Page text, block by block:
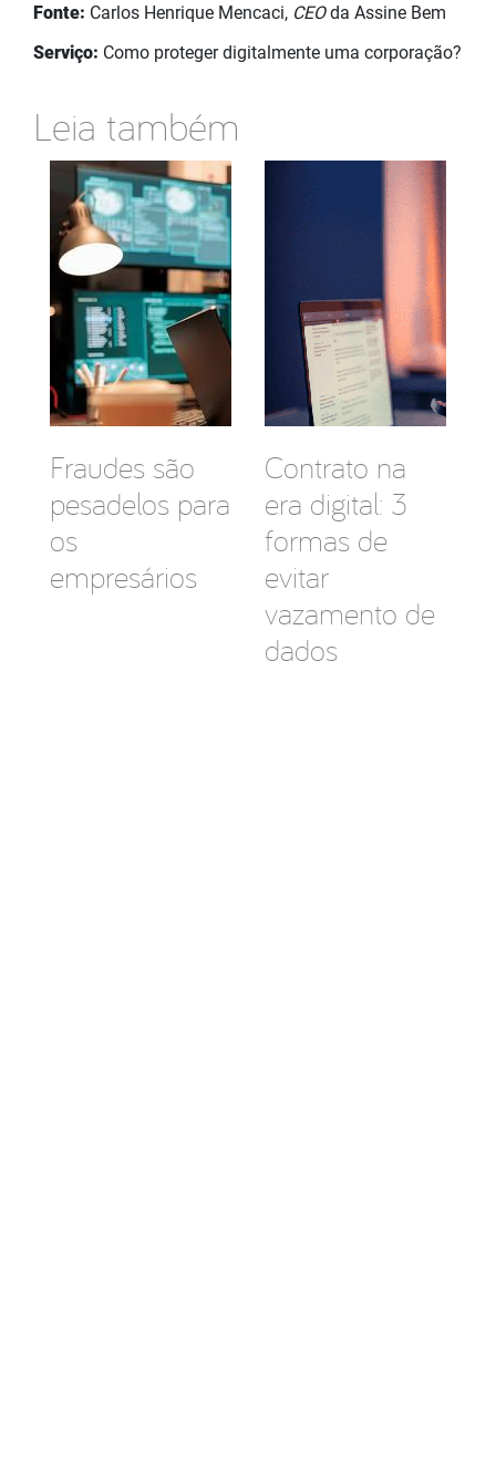
Fonte: Carlos Henrique Mencaci, CEOda Assine Bem
Serviço: Como proteger digitalmente uma corporação?
Leia também
Fraudes são
pesadelos para
os
empresários
Contrato na
era digital: 3
formas de
evitar
vazamento de
dados